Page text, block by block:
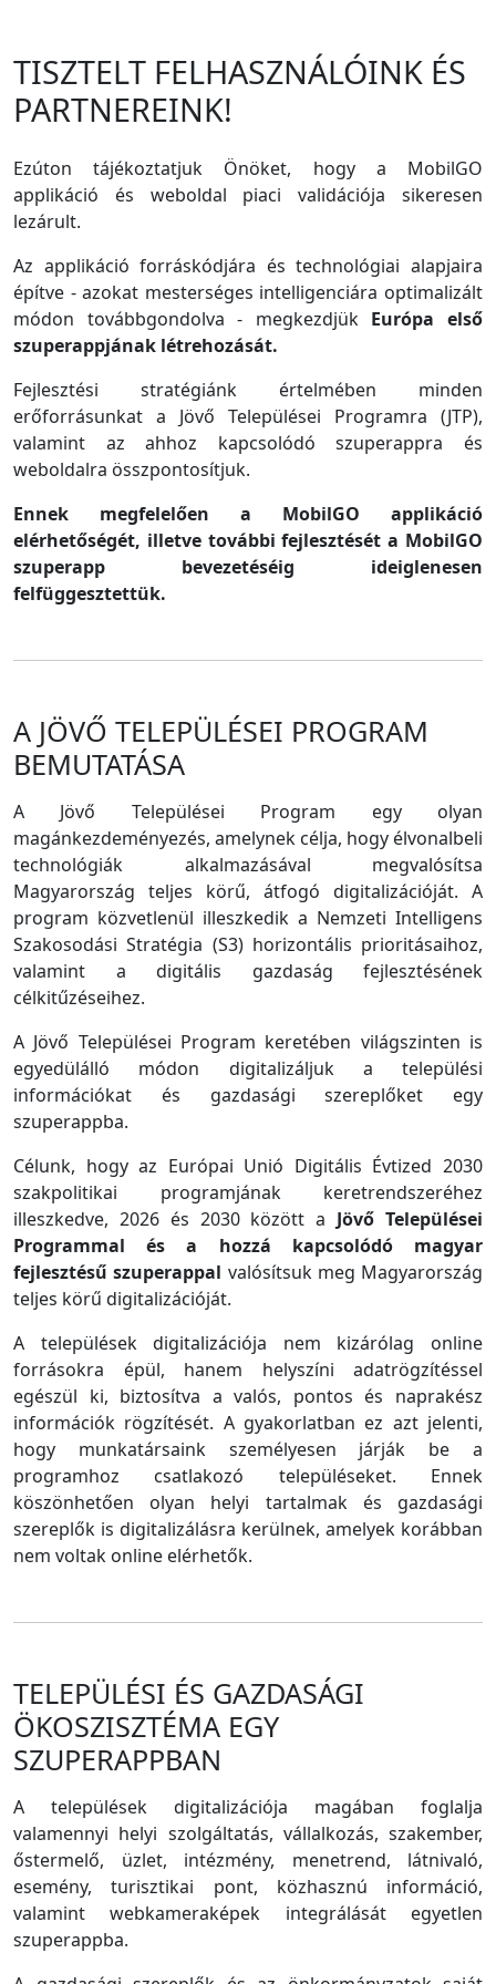
TISZTELT FELHASZNÁLÓINK ÉS
PARTNEREINK!
Ezúton tájékoztatjuk Önöket, hogy a MobilGO
applikáció és weboldal piaci validációja sikeresen
lezárult.
Az applikáció forráskódjára és technológiai alapjaira
építve - azokat mesterséges intelligenciára optimalizált
módon továbbgondolva - megkezdjük Európa első
szuperappjának létrehozását.
Fejlesztési stratégiánk értelmében minden
erőforrásunkat a Jövő Települései Programra (JTP),
valamint az ahhoz kapcsolódó szuperappra és
weboldalra összpontosítjuk.
Ennek megfelelően a MobilGO applikáció
elérhetőségét, illetve további fejlesztését a MobilGO
szuperapp bevezetéséig ideiglenesen
felfüggesztettük.
A JÖVŐ TELEPÜLÉSEI PROGRAM
BEMUTATÁSA
A Jövő Települései Program egy olyan
magánkezdeményezés, amelynek célja, hogy élvonalbeli
technológiák alkalmazásával megvalósítsa
Magyarország teljes körű, átfogó digitalizációját. A
program közvetlenül illeszkedik a Nemzeti Intelligens
Szakosodási Stratégia (S3) horizontális prioritásaihoz,
valamint a digitális gazdaság fejlesztésének
célkitűzéseihez.
A Jövő Települései Program keretében világszinten is
egyedülálló módon digitalizáljuk a települési
információkat és gazdasági szereplőket egy
szuperappba.
Célunk, hogy az Európai Unió Digitális Évtized 2030
szakpolitikai programjának keretrendszeréhez
illeszkedve, 2026 és 2030 között a Jövő Települései
Programmal és a hozzá kapcsolódó magyar
fejlesztésű szuperappal valósítsuk meg Magyarország
teljes körű digitalizációját.
A települések digitalizációja nem kizárólag online
forrásokra épül, hanem helyszíni adatrögzítéssel
egészül ki, biztosítva a valós, pontos és naprakész
információk rögzítését. A gyakorlatban ez azt jelenti,
hogy munkatársaink személyesen járják be a
programhoz csatlakozó településeket. Ennek
köszönhetően olyan helyi tartalmak és gazdasági
szereplők is digitalizálásra kerülnek, amelyek korábban
nem voltak online elérhetők.
TELEPÜLÉSI ÉS GAZDASÁGI
ÖKOSZISZTÉMA EGY
SZUPERAPPBAN
A települések digitalizációja magában foglalja
valamennyi helyi szolgáltatás, vállalkozás, szakember,
őstermelő, üzlet, intézmény, menetrend, látnivaló,
esemény, turisztikai pont, közhasznú információ,
valamint webkameraképek integrálását egyetlen
szuperappba.